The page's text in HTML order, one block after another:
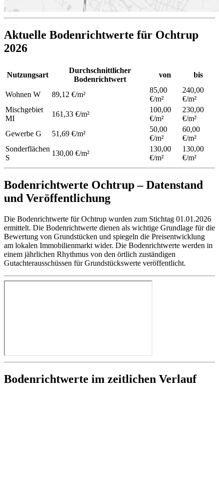
Aktuelle Bodenrichtwerte für Ochtrup
2026
Nutzungsart
Durchschnittlicher
Bodenrichtwert
von bis
Wohnen W 89,12 €/m²
85,00
€/m²
240,00
€/m²
Mischgebiet
MI
161,33 €/m²
100,00
€/m²
230,00
€/m²
Gewerbe G 51,69 €/m²
50,00
€/m²
60,00
€/m²
Sonderflächen
S
130,00 €/m²
130,00
€/m²
130,00
€/m²
Bodenrichtwerte Ochtrup – Datenstand
und Veröffentlichung
Die Bodenrichtwerte für Ochtrup wurden zum Stichtag 01.01.2026
ermittelt. Die Bodenrichtwerte dienen als wichtige Grundlage für die
Bewertung von Grundstücken und spiegeln die Preisentwicklung
am lokalen Immobilienmarkt wider. Die Bodenrichtwerte werden in
einem jährlichen Rhythmus von den örtlich zuständigen
Gutachterausschüssen für Grundstückswerte veröffentlicht.
Bodenrichtwerte im zeitlichen Verlauf